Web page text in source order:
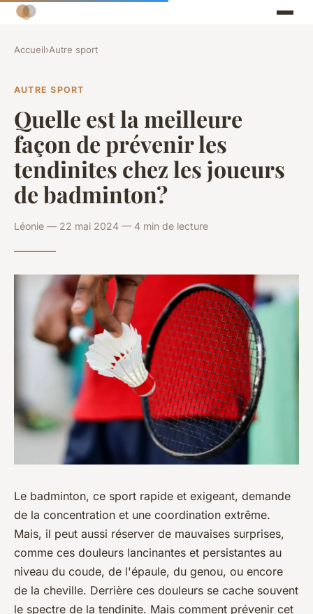
Accueil›Autre sport
AUTRE SPORT
Quelle est la meilleure
façon de prévenir les
tendinites chez les joueurs
de badminton?
Léonie — 22 mai 2024 — 4 min de lecture
Le badminton, ce sport rapide et exigeant, demande
de la concentration et une coordination extrême.
Mais, il peut aussi réserver de mauvaises surprises,
comme ces douleurs lancinantes et persistantes au
niveau du coude, de l'épaule, du genou, ou encore
de la cheville. Derrière ces douleurs se cache souvent
le spectre de la tendinite. Mais comment prévenir cet